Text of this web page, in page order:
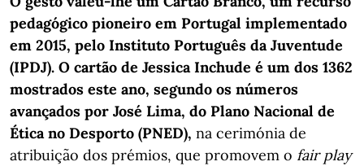
pedagógico pioneiro em Portugal implementado
em 2015, pelo Instituto Português da Juventude
(IPDJ). O cartão de Jessica Inchude é um dos 1362
mostrados este ano, segundo os números
avançados por José Lima, do Plano Nacional de
Ética no Desporto (PNED), na cerimónia de
atribuição dos prémios, que promovem o fair play